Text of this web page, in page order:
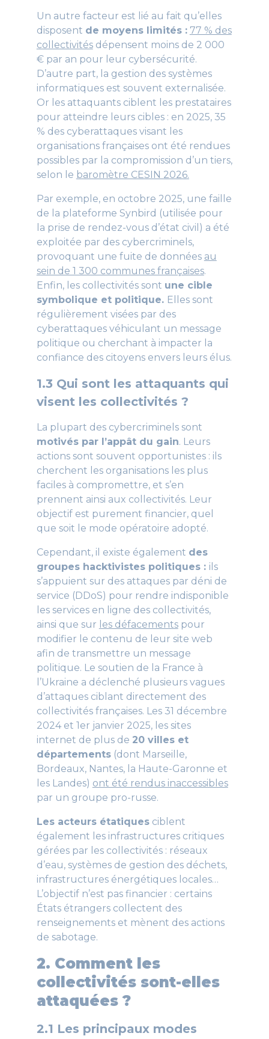
Un autre facteur est lié au fait qu’elles
disposent de moyens limités : 77 % des
collectivitésdépensent moins de 2 000
€ par an pour leur cybersécurité.
D’autre part, la gestion des systèmes
informatiques est souvent externalisée.
Or les attaquants ciblent les prestataires
pour atteindre leurs cibles : en 2025, 35
% des cyberattaques visant les
organisations françaises ont été rendues
possibles par la compromission d’un tiers,
selon le baromètre CESIN 2026.
Par exemple, en octobre 2025, une faille
de la plateforme Synbird (utilisée pour
la prise de rendez-vous d’état civil) a été
exploitée par des cybercriminels,
provoquant une fuite de données au
sein de 1 300 communes françaises.
Enfin, les collectivités sont une cible
symbolique et politique. Elles sont
régulièrement visées par des
cyberattaques véhiculant un message
politique ou cherchant à impacter la
confiance des citoyens envers leurs élus.
1.3 Qui sont les attaquants qui
visent les collectivités ?
La plupart des cybercriminels sont
motivés par l’appât du gain. Leurs
actions sont souvent opportunistes : ils
cherchent les organisations les plus
faciles à compromettre, et s’en
prennent ainsi aux collectivités. Leur
objectif est purement financier, quel
que soit le mode opératoire adopté.
Cependant, il existe également des
groupes hacktivistes politiques : ils
s’appuient sur des attaques par déni de
service (DDoS) pour rendre indisponible
les services en ligne des collectivités,
ainsi que sur les défacementspour
modifier le contenu de leur site web
afin de transmettre un message
politique. Le soutien de la France à
l’Ukraine a déclenché plusieurs vagues
d’attaques ciblant directement des
collectivités françaises. Les 31 décembre
2024 et 1er janvier 2025, les sites
internet de plus de 20 villes et
départements(dont Marseille,
Bordeaux, Nantes, la Haute-Garonne et
les Landes) ont été rendus inaccessibles
par un groupe pro-russe.
Les acteurs étatiquesciblent
également les infrastructures critiques
gérées par les collectivités : réseaux
d’eau, systèmes de gestion des déchets,
infrastructures énergétiques locales…
L’objectif n’est pas financier : certains
États étrangers collectent des
renseignements et mènent des actions
de sabotage.
2. Comment les
collectivités sont-elles
attaquées ?
2.1 Les principaux modes